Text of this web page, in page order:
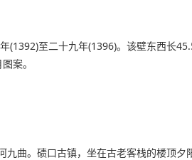
(1392)至二十九年(1396)。该壁东西长
案。
曲。碛口古镇，坐在古老客栈的楼顶夕